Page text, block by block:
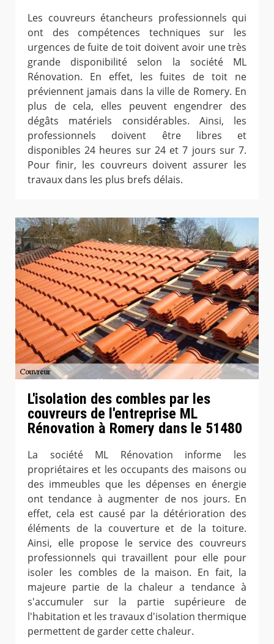
Les couvreurs étancheurs professionnels qui
ont des compétences techniques sur les
urgences de fuite de toit doivent avoir une très
grande disponibilité selon la société ML
Rénovation. En effet, les fuites de toit ne
préviennent jamais dans la ville de Romery. En
plus de cela, elles peuvent engendrer des
dégâts matériels considérables. Ainsi, les
professionnels doivent être libres et
disponibles 24 heures sur 24 et 7 jours sur 7.
Pour finir, les couvreurs doivent assurer les
travaux dans les plus brefs délais.
L'isolation des combles par les
couvreurs de l'entreprise ML
Rénovation à Romery dans le 51480
La société ML Rénovation informe les
propriétaires et les occupants des maisons ou
des immeubles que les dépenses en énergie
ont tendance à augmenter de nos jours. En
effet, cela est causé par la détérioration des
éléments de la couverture et de la toiture.
Ainsi, elle propose le service des couvreurs
professionnels qui travaillent pour elle pour
isoler les combles de la maison. En fait, la
majeure partie de la chaleur a tendance à
s'accumuler sur la partie supérieure de
l'habitation et les travaux d'isolation thermique
permettent de garder cette chaleur.